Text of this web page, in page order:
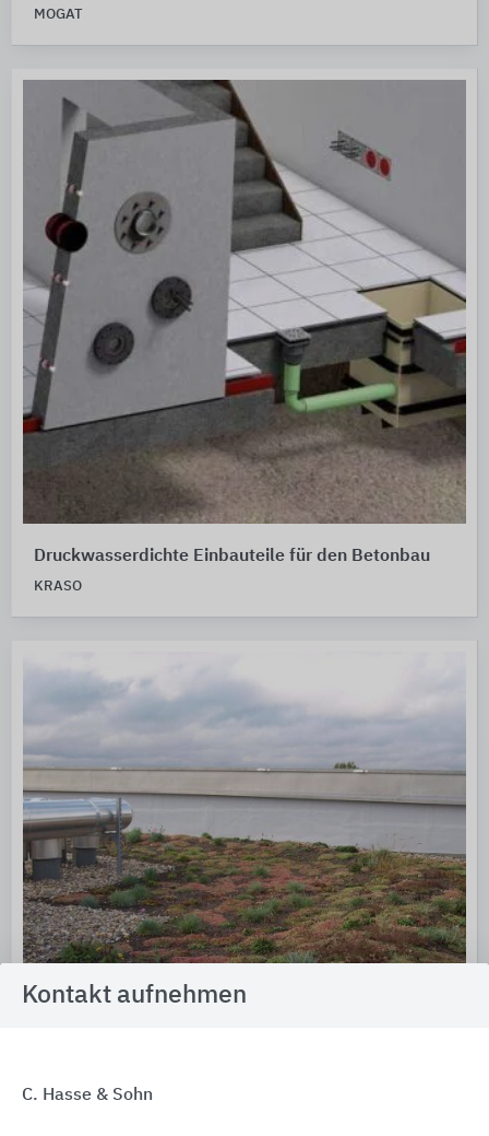
MOGAT
Druckwasserdichte Einbauteile für den Betonbau
KRASO
Kontakt aufnehmen
C. Hasse & Sohn